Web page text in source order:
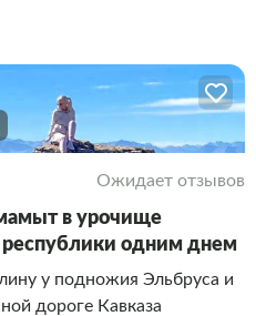
Ожидает отзывов
в урочище
одним днем
у подножия Эльбруса и
дороге Кавказа